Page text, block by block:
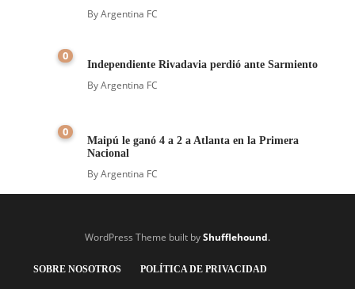
ByArgentina FC
0
Independiente Rivadavia perdió ante Sarmiento
ByArgentina FC
0
Maipú le ganó 4 a 2 a Atlanta en la Primera
Nacional
ByArgentina FC
WordPress Theme built byShufflehound.
SOBRE NOSOTROS POLÍTICA DE PRIVACIDAD